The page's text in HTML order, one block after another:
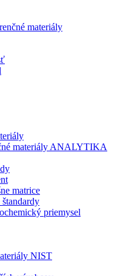
materiály
materiály ANALYTIKA
matrice
priemysel
NIST